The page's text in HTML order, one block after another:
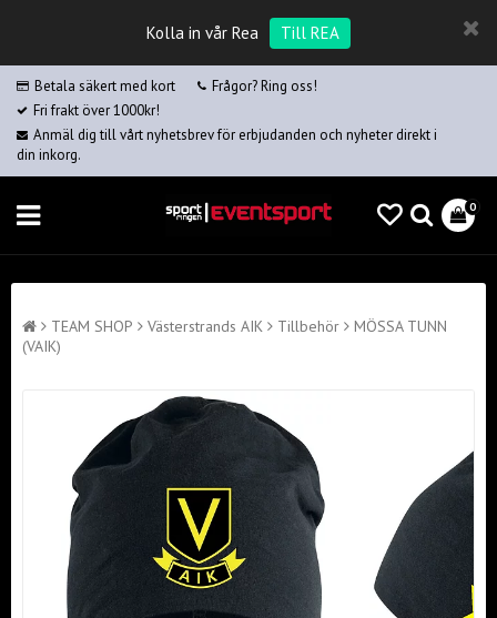
Kolla in vår Rea Till REA
Betala säkert med kort
Frågor? Ring oss!
Fri frakt över 1000kr!
Anmäl dig till vårt nyhetsbrev för erbjudanden och nyheter direkt i
din inkorg.
0
TEAM SHOP Västerstrands AIK Tillbehör
MÖSSA TUNN
(VAIK)